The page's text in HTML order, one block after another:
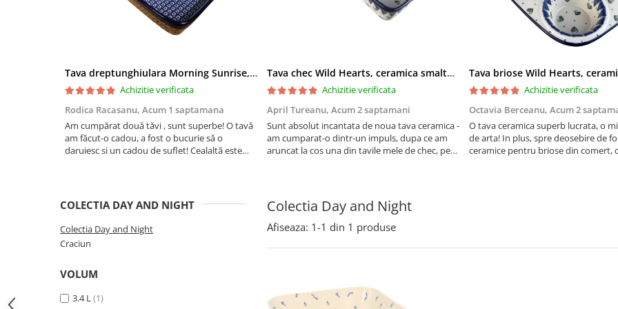
Accesorii decorative
Colectii Artistice
Colectiile Country
Colectia Sweet Dreams
Colectia Leaf Bed
Colectia Autumn Garden
Colectia Butterfly Dance
Colectia Morning Sunrise
Colectia Infinity
Colectia Morning Glory
Colectia Blue Sea
Tava dreptunghiulara Morning Sunrise, ceramica smaltuita, pictata manual, 27,0 X 32, 5 cm
Achizitie verificata
Rodica Racasanu, Acum 1 saptamana
Am cumpărat două tăvi , sunt superbe! O tavă
am făcut-o cadou, a fost o bucurie să o
daruiesc si un cadou de suflet! Cealaltă este
Tava chec Wild Hearts, ceramica smaltuita, pictata manual, 31,0 X 12,0 cm
Achizitie verificata
April Tureanu, Acum 2 saptamani
Sunt absolut incantata de noua tava ceramica -
am cumparat-o dintr-un impuls, dupa ce am
aruncat la cos una din tavile mele de chec, pe
Achizitie verificata
Octavia Berceanu, Acum 2
O tava ceramica superb lucrata, o
de arta! In plus, spre deosebire de
ceramice pentru briose din comert,
Colectia Day and Night
COLECTIA DAY AND NIGHT
Colectia Day and Night
Craciun
VOLUM
3.4 L(1)
Afiseaza: 1-1 din 1 produse